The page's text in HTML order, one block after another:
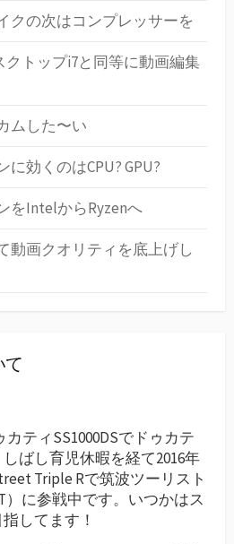
クの次はコンプレッサーを
クトップi7と同等に動画編集
ムした〜い
効くのはCPU? GPU?
をIntelからRyzenへ
動画クオリティを底上げし
て
カティSS1000DSでドゥカテ
ばし育児休暇を経て2016年
Triple Rで筑波ツーリスト
）に参戦中です。いつかはス
してます！